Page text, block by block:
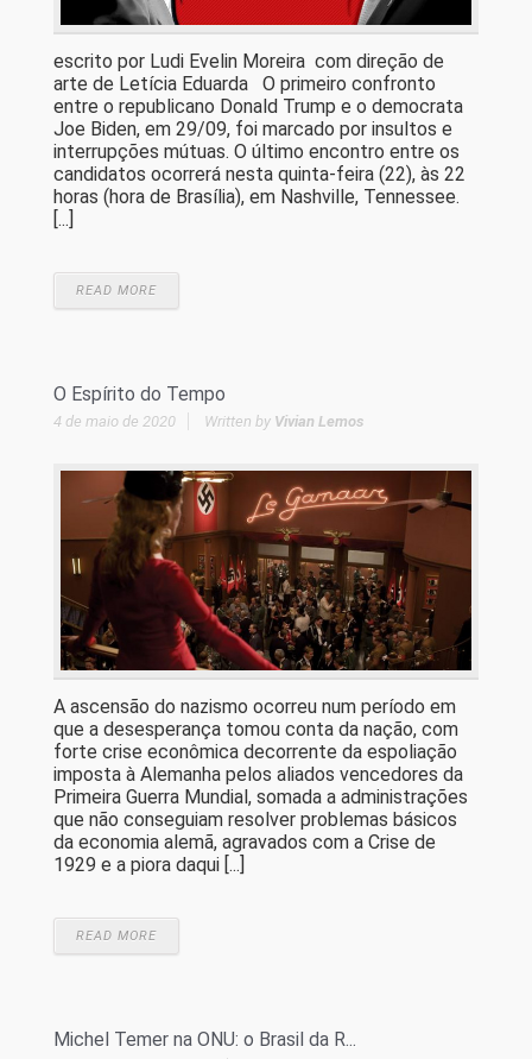
escrito por Ludi Evelin Moreira com direção de
arte de Letícia Eduarda O primeiro confronto
entre o republicano Donald Trump e o democrata
Joe Biden, em 29/09, foi marcado por insultos e
interrupções mútuas. O último encontro entre os
candidatos ocorrerá nesta quinta-feira (22), às 22
horas (hora de Brasília), em Nashville, Tennessee.
[...]
READ MORE
O Espírito do Tempo
4 de maio de 2020 Written by Vivian Lemos
A ascensão do nazismo ocorreu num período em
que a desesperança tomou conta da nação, com
forte crise econômica decorrente da espoliação
imposta à Alemanha pelos aliados vencedores da
Primeira Guerra Mundial, somada a administrações
que não conseguiam resolver problemas básicos
da economia alemã, agravados com a Crise de
1929 e a piora daqui [...]
READ MORE
Michel Temer na ONU: o Brasil da R...